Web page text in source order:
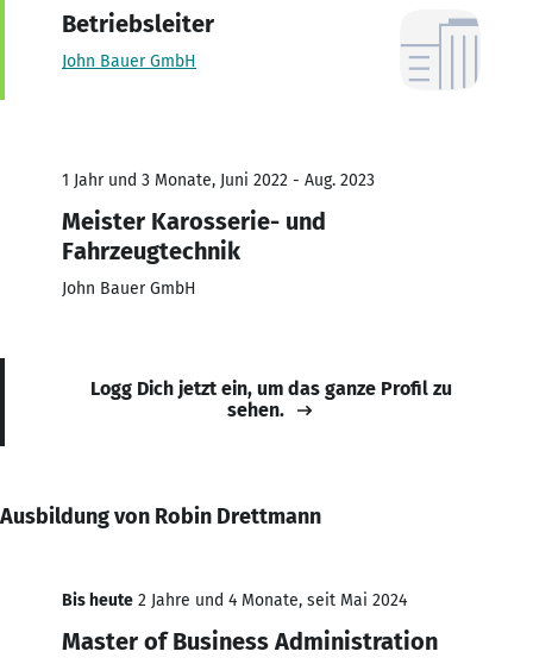
Betriebsleiter
John Bauer GmbH
1 Jahr und 3 Monate, Juni 2022 - Aug. 2023
Meister Karosserie- und
Fahrzeugtechnik
John Bauer GmbH
Logg Dich jetzt ein, um das ganze Profil zu
sehen.
Ausbildung von Robin Drettmann
Bis heute 2 Jahre und 4 Monate, seit Mai 2024
Master of Business Administration